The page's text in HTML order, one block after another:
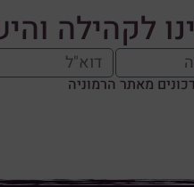
לקהילה
מאתר הרמוניה